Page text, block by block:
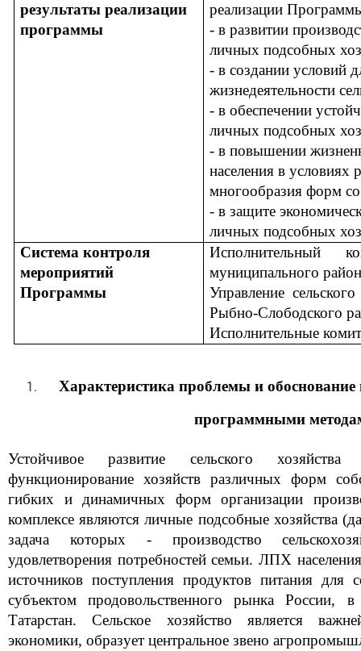
результаты реализации
программы
реализации
- в развитии
личных подсобных
- в создании условий
жизнедеятельности
- в обеспечении
личных подсобных
- в повышении
населения в
многообразия форм
- в защите
личных подсобных
Система контроля
мероприятий
Программы
Исполнительный
муниципального
Управление
Рыбно-Слободского
Исполнительные
Характеристика проблемы и обоснование
программными
Устойчивое развитие сельского хозяйства
функционирование хозяйств различных форм
гибких и динамичных форм организации
комплексе являются личные подсобные хозяйства
задача которых - производство
удовлетворения потребностей семьи. ЛПХ
источников поступления продуктов питания для
субъектом продовольственного рынка
Татарстан. Сельское хозяйство является
экономики, образует центральное звено